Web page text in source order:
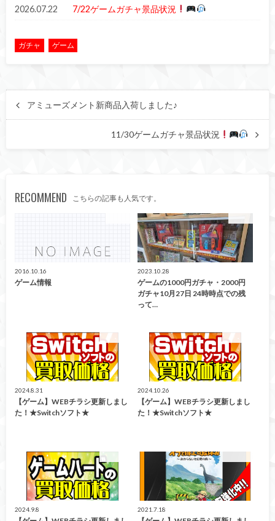
2026.07.22 7/22ゲームガチャ景品状況
ガチャ ゲーム
アミューズメント新商品入荷しました♪
11/30ゲームガチャ景品状況
RECOMMEND こちらの記事も人気です。
2016.10.16
ゲーム情報
2023.10.28
ゲームの1000円ガチャ・2000円
ガチャ10月27日 24時時点での残
って…
買取告知
2024.8.31
【ゲーム】WEBチラシ更新しまし
た！★Switchソフト★
買取告知
2024.10.26
【ゲーム】WEBチラシ更新しまし
た！★Switchソフト★
買取告知
2024.9.8 2021.7.18